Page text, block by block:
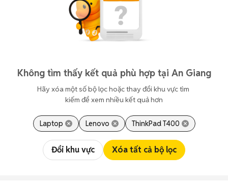
Không tìm thấy kết quả phù hợp tại An Giang
Hãy xóa một số bộ lọc hoặc thay đổi khu vực tìm
kiếm để xem nhiều kết quả hơn
Laptop Lenovo ThinkPad T400
Đổi khu vực Xóa tất cả bộ lọc